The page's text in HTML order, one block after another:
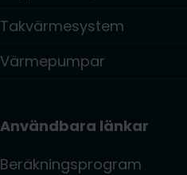
Takvärmesystem
Värmepumpar
Användbara länkar
Beräkningsprogram